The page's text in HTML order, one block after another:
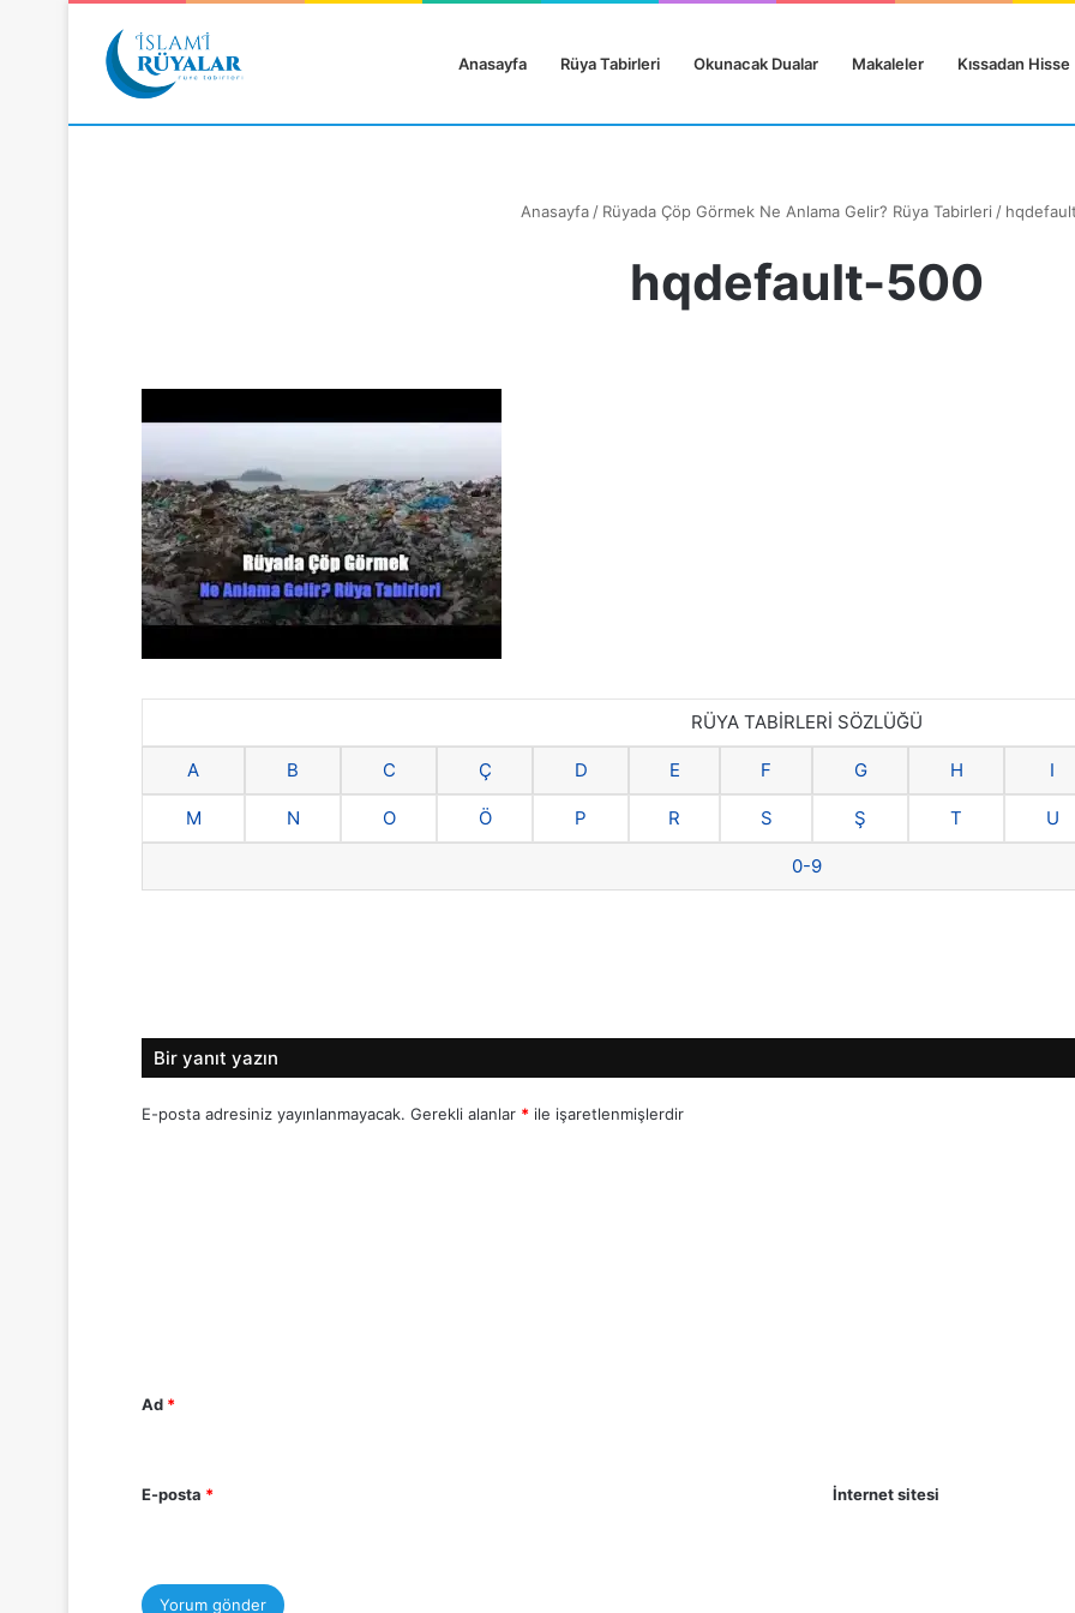
Anasayfa Rüya Tabirleri Okunacak Dualar Makaleler Kıssadan Hisse
Anasayfa / Rüyada Çöp Görmek Ne Anlama Gelir? Rüya Tabirleri /
hqdefault-500
RÜYA TABİRLERİ SÖZLÜĞÜ
A B C Ç D E F G H I
M N O Ö P R S Ş T U
0-9
Bir yanıt yazın
E-posta adresiniz yayınlanmayacak. Gerekli alanlar * ile işaretlenmişlerdir
Ad *
E-posta * İnternet sitesi